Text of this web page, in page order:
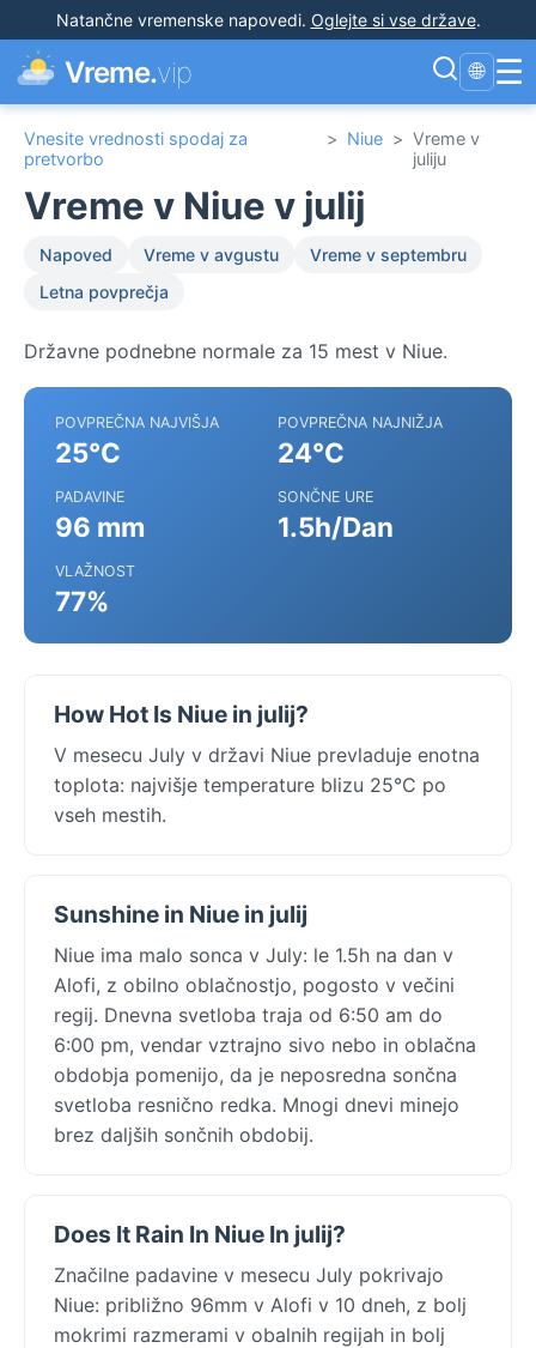
Natančne vremenske napovedi. Oglejte si vse države.
Vreme.vip 🌐 ☰
Vnesite vrednosti spodaj za
pretvorbo
> Niue > Vreme v
juliju
Vreme v Niue v julij
Napoved Vreme v avgustu
Vreme v septembru
Letna povprečja
Državne podnebne normale za 15 mest v Niue.
POVPREČNA NAJVIŠJA
25°C
POVPREČNA NAJNIŽJA
24°C
PADAVINE
96 mm
SONČNE URE
1.5h/Dan
VLAŽNOST
77%
How Hot Is Niue in julij?
V mesecu July v državi Niue prevladuje enotna
toplota: najvišje temperature blizu 25°C po
vseh mestih.
Sunshine in Niue in julij
Niue ima malo sonca v July: le 1.5h na dan v
Alofi, z obilno oblačnostjo, pogosto v večini
regij. Dnevna svetloba traja od 6:50 am do
6:00 pm, vendar vztrajno sivo nebo in oblačna
obdobja pomenijo, da je neposredna sončna
svetloba resnično redka. Mnogi dnevi minejo
brez daljših sončnih obdobij.
Does It Rain In Niue In julij?
Značilne padavine v mesecu July pokrivajo
Niue: približno 96mm v Alofi v 10 dneh, z bolj
mokrimi razmerami v obalnih regijah in bolj